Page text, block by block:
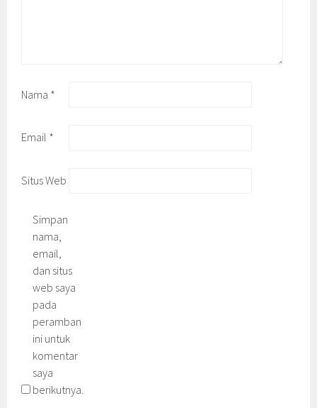
Nama *
Email *
Situs Web
Simpan
nama,
email,
dan situs
web saya
pada
peramban
ini untuk
komentar
saya
berikutnya.